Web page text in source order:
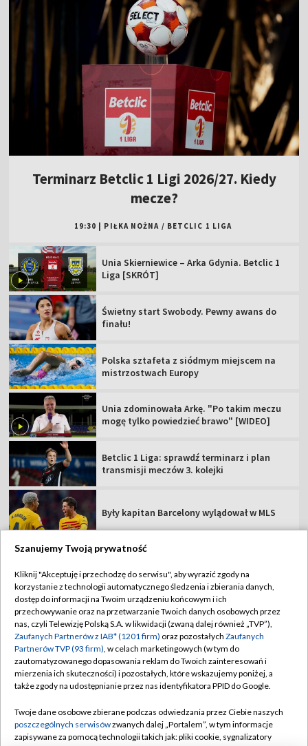
Terminarz Betclic 1 Ligi 2026/27. Kiedy
mecze?
19:30 PIŁKA NOŻNA / BETCLIC 1 LIGA
Unia Skierniewice – Arka Gdynia. Betclic 1
Liga [SKRÓT]
Świetny start Swobody. Pewny awans do
finału!
Polska sztafeta z siódmym miejscem na
mistrzostwach Europy
Unia zdominowała Arkę. "Po takim meczu
mogę tylko powiedzieć brawo" [WIDEO]
Betclic 1 Liga: sprawdź terminarz i plan
transmisji meczów 3. kolejki
Były kapitan Barcelony wylądował w MLS
TVP
Abonament TVP
Sklep TVP
Biuro Reklamy
Oferta Handlowa
Emisja w TVP
Regulamin TVP
Polityka prywatności
Moje zgody
Biuro reklamy
Szanujemy Twoją prywatność
Kliknij "Akceptuję i przechodzę do serwisu", aby wyrazić zgody na
korzystanie z technologii automatycznego śledzenia i zbierania danych,
dostęp do informacji na Twoim urządzeniu końcowym i ich
przechowywanie oraz na przetwarzanie Twoich danych osobowych przez
nas, czyli Telewizję Polską S.A. w likwidacji (zwaną dalej również „TVP”),
Zaufanych Partnerów z IAB* (1201 firm) oraz pozostałych Zaufanych
Partnerów TVP (93 firm), w celach marketingowych (w tym do
zautomatyzowanego dopasowania reklam do Twoich zainteresowań i
mierzenia ich skuteczności) i pozostałych, które wskazujemy poniżej, a
także zgody na udostępnianie przez nas identyfikatora PPID do Google.
Twoje dane osobowe zbierane podczas odwiedzania przez Ciebie naszych
poszczególnych serwisówzwanych dalej „Portalem”, w tym informacje
zapisywane za pomocą technologii takich jak: pliki cookie, sygnalizatory